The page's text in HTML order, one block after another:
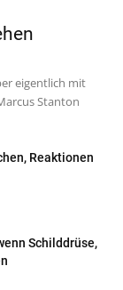
eigentlich mit
Stanton
Reaktionen
Schilddrüse,